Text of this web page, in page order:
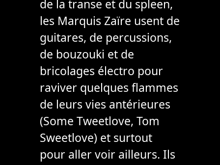
de la transe et du spleen,
les Marquis Zaïre usent de
guitares, de percussions,
de bouzouki et de
bricolages électro pour
raviver quelques flammes
de leurs vies antérieures
(Some Tweetlove, Tom
Sweetlove) et surtout
pour aller voir ailleurs. Ils